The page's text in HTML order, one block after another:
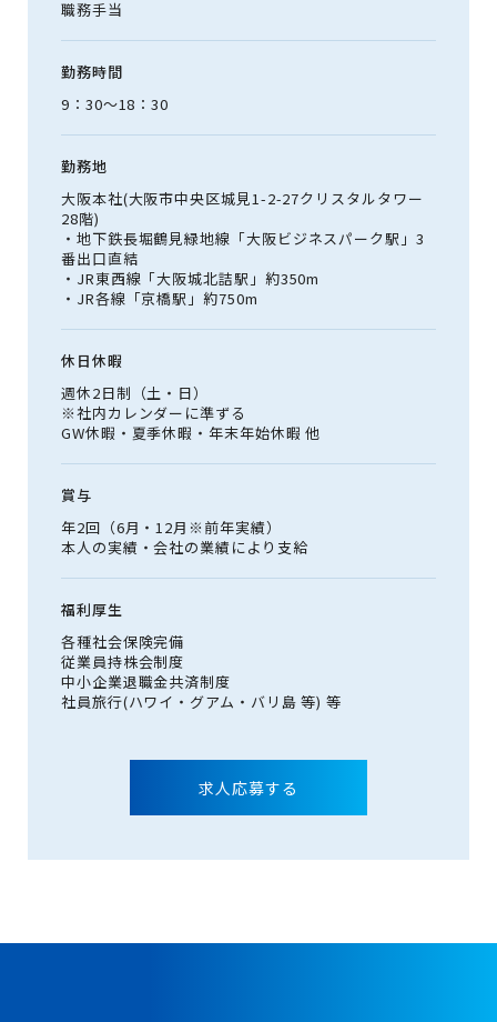
職務手当
勤務時間
9：30～18：30
勤務地
大阪本社(大阪市中央区城見1-2-27クリスタルタワー
28階)
・地下鉄長堀鶴見緑地線「大阪ビジネスパーク駅」3
番出口直結
・JR東西線「大阪城北詰駅」約350m
・JR各線「京橋駅」約750m
休日休暇
週休2日制（土・日）
※社内カレンダーに準ずる
GW休暇・夏季休暇・年末年始休暇 他
賞与
年2回（6月・12月※前年実績）
本人の実績・会社の業績により支給
福利厚生
各種社会保険完備
従業員持株会制度
中小企業退職金共済制度
社員旅行(ハワイ・グアム・バリ島 等) 等
求人応募する